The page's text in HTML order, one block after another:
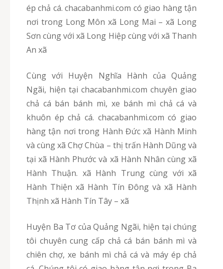
ép chả cá. chacabanhmi.com có giao hàng tận
nơi trong Long Môn xã Long Mai – xã Long
Sơn cùng với xã Long Hiệp cùng với xã Thanh
An xã
Cùng với Huyện Nghĩa Hành của Quảng
Ngãi, hiện tại chacabanhmi.com chuyên giao
chả cá bán bánh mì, xe bánh mì chả cá và
khuôn ép chả cá. chacabanhmi.com có giao
hàng tận nơi trong Hành Đức xã Hành Minh
và cùng xã Chợ Chùa – thị trấn Hành Dũng và
tại xã Hành Phước và xã Hành Nhân cùng xã
Hành Thuận. xã Hành Trung cùng với xã
Hành Thiện xã Hành Tín Đông và xã Hành
Thịnh xã Hành Tín Tây – xã
Huyện Ba Tơ của Quảng Ngãi, hiện tại chúng
tôi chuyên cung cấp chả cá bán bánh mì và
chiên chợ, xe bánh mì chả cá và máy ép chả